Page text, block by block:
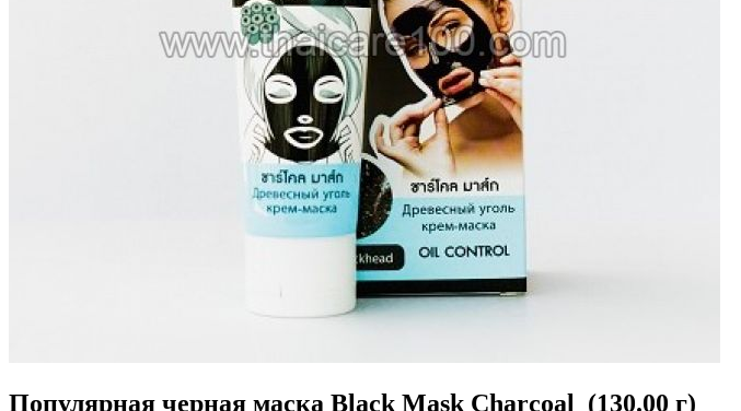
Популярная черная маска Black Mask Charcoal (130.00 г)